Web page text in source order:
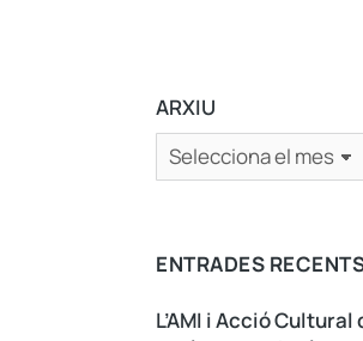
ARXIU
ENTRADES
L’AMI i Acció